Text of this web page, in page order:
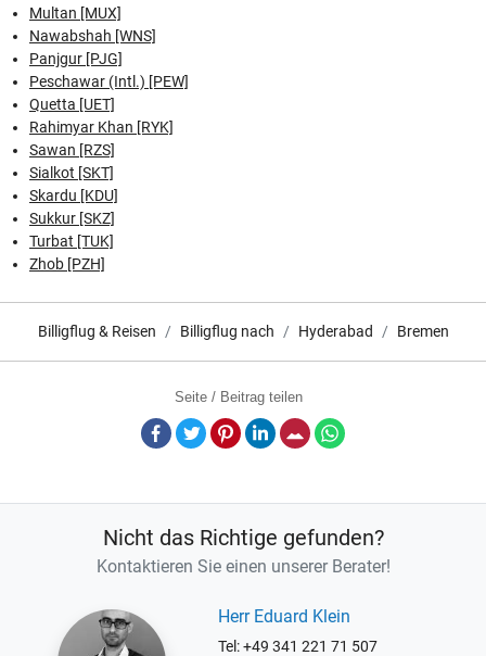
Multan [MUX]
Nawabshah [WNS]
Panjgur [PJG]
Peschawar (Intl.) [PEW]
Quetta [UET]
Rahimyar Khan [RYK]
Sawan [RZS]
Sialkot [SKT]
Skardu [KDU]
Sukkur [SKZ]
Turbat [TUK]
Zhob [PZH]
Billigflug & Reisen Billigflug nach Hyderabad Bremen
Seite / Beitrag teilen
Facebook
TwitterPinterestLinkedInE-Mail
Nicht das Richtige gefunden?
Kontaktieren Sie einen unserer Berater!
Herr Eduard Klein
Tel: +49 341 221 71 507